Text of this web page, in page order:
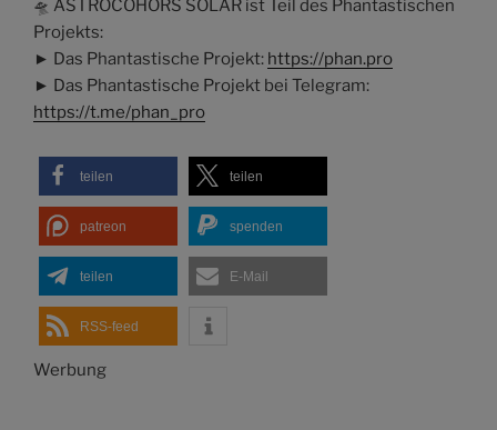
🛸 ASTROCOHORS SOLAR ist Teil des Phantastischen
Projekts:
► Das Phantastische Projekt: https://phan.pro
► Das Phantastische Projekt bei Telegram:
https://t.me/phan_pro
teilen teilen
patreon spenden
teilen E-Mail
RSS-feed
Werbung